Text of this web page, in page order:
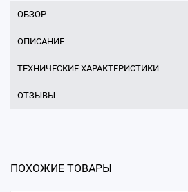
ОБЗОР
ОПИСАНИЕ
ТЕХНИЧЕСКИЕ ХАРАКТЕРИСТИКИ
ОТЗЫВЫ
ПОХОЖИЕ ТОВАРЫ